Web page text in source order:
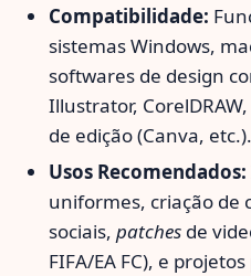
Compatibilidade:
sistemas Windows,
softwares de design
Illustrator,
de edição (Canva, etc.).
Usos Recomendados:
uniformes, criação de
sociais, patchesde
FIFA/EA FC), e